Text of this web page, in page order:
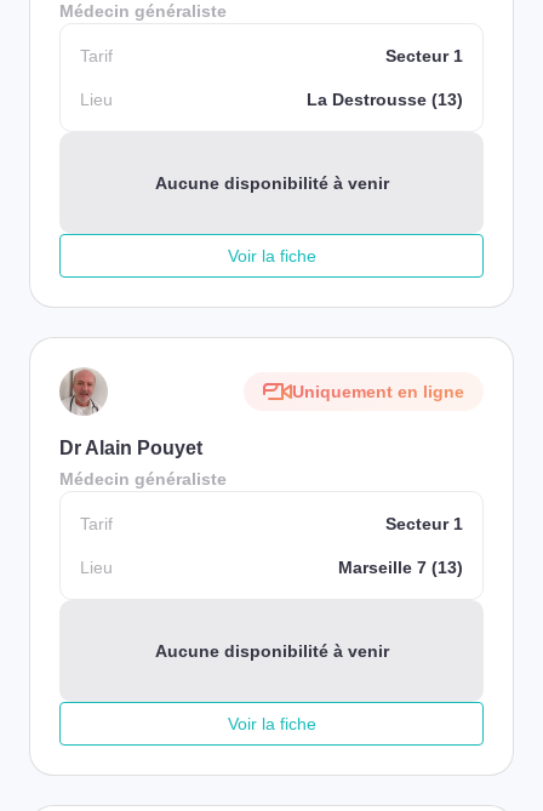
Médecin généraliste
Tarif Secteur 1
Lieu La Destrousse (13)
Aucune disponibilité à venir
Voir la fiche
Uniquement en ligne
Dr Alain Pouyet
Médecin généraliste
Tarif Secteur 1
Lieu Marseille 7 (13)
Aucune disponibilité à venir
Voir la fiche